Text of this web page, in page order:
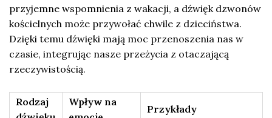
przyjemne wspomnienia z wakacji, a dźwięk dzwonów
kościelnych może przywołać chwile z dzieciństwa.
Dzięki temu dźwięki mają moc przenoszenia nas w
czasie, integrując nasze przeżycia z otaczającą
rzeczywistością.
Rodzaj
Wpływ na
Przykłady